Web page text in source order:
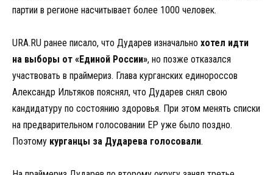
партии в регионе насчитывает более 1000 человек.
URA.RU ранее писало, что Дударев изначально хотел идти
на выборы от «Единой России», но позже отказался
участвовать в праймериз. Глава курганских единороссов
Александр Ильтяков пояснял, что Дударев снял свою
кандидатуру по состоянию здоровья. При этом менять списки
на предварительном голосовании ЕР уже было поздно.
Поэтому курганцы за Дударева голосовали.